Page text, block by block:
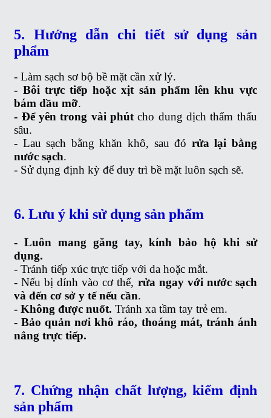
5. Hướng dẫn chi tiết sử dụng sản
phẩm
- Làm sạch sơ bộ bề mặt cần xử lý.
- Bôi trực tiếp hoặc xịt sản phẩm lên khu vực
bám dầu mỡ.
- Để yên trong vài phút cho dung dịch thẩm thấu
sâu.
- Lau sạch bằng khăn khô, sau đó rửa lại bằng
nước sạch.
- Sử dụng định kỳ để duy trì bề mặt luôn sạch sẽ.
6. Lưu ý khi sử dụng sản phẩm
- Luôn mang găng tay, kính bảo hộ khi sử
dụng.
- Tránh tiếp xúc trực tiếp với da hoặc mắt.
- Nếu bị dính vào cơ thể, rửa ngay với nước sạch
và đến cơ sở y tế nếu cần.
- Không được nuốt. Tránh xa tầm tay trẻ em.
- Bảo quản nơi khô ráo, thoáng mát, tránh ánh
nắng trực tiếp.
7. Chứng nhận chất lượng, kiểm định
sản phẩm